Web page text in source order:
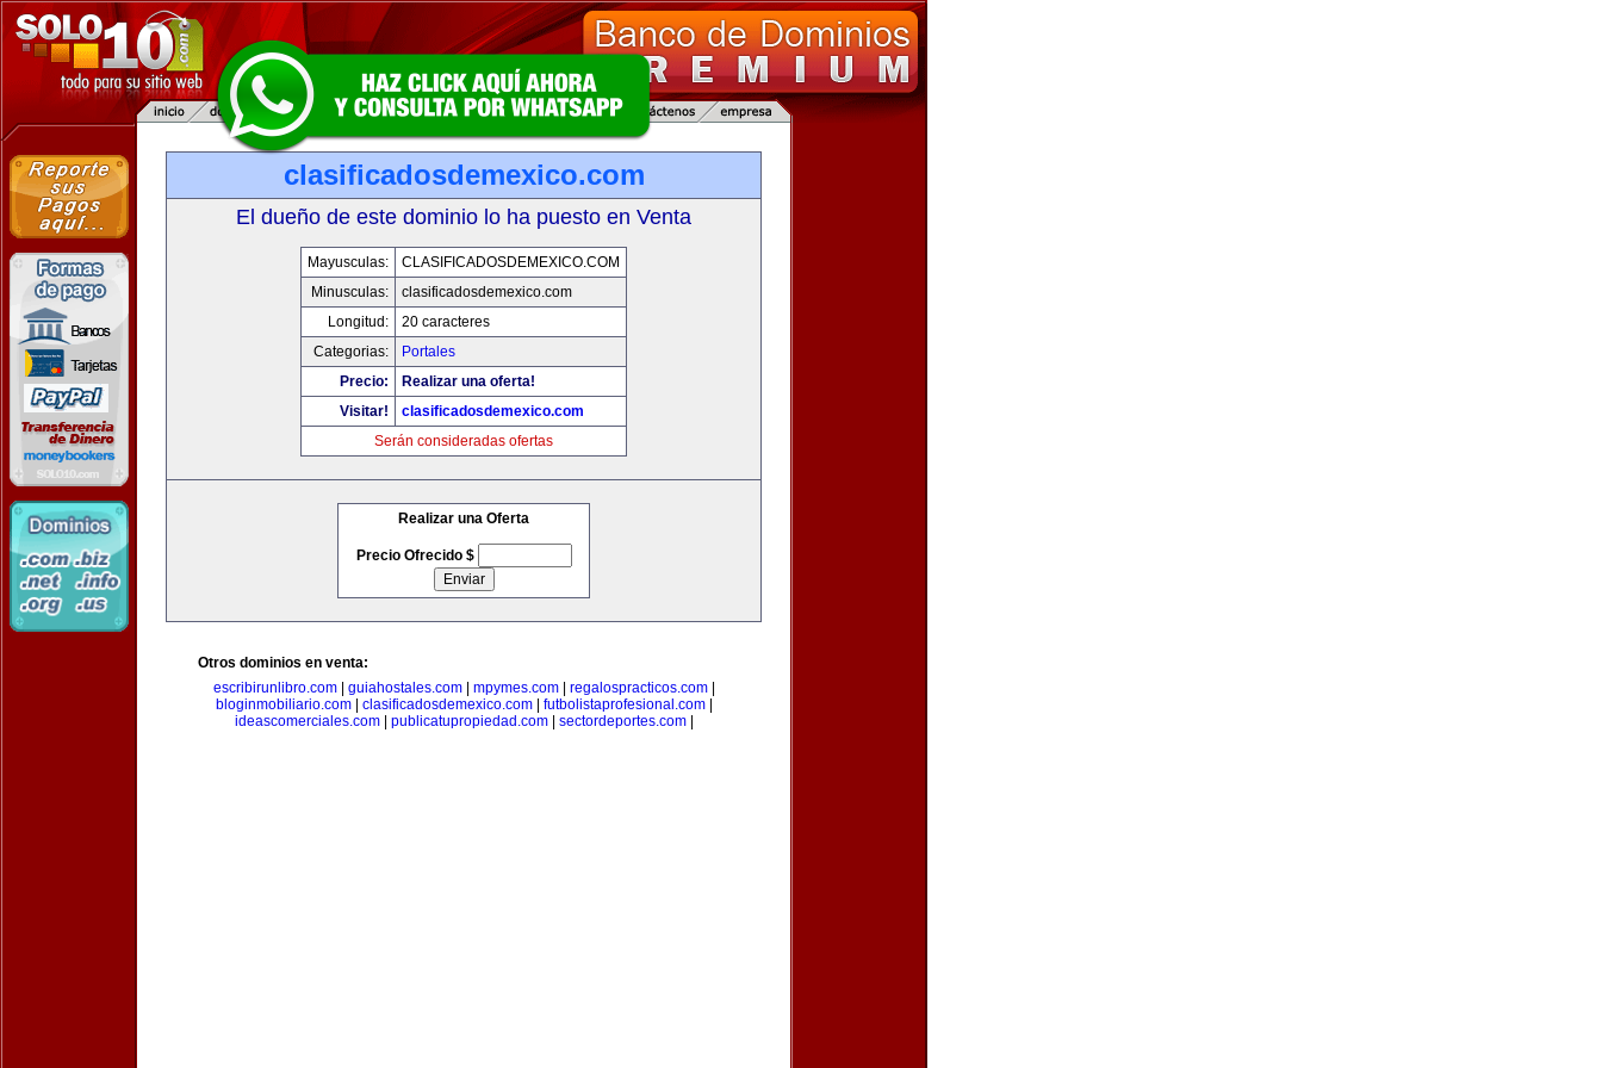
clasificadosdemexico.com
El dueño de este dominio lo ha puesto en Venta
Mayusculas:
CLASIFICADOSDEMEXICO.COM
Minusculas:
clasificadosdemexico.com
Longitud:
20 caracteres
Categorias:
Portales
Precio:
Realizar una oferta!
Visitar!
clasificadosdemexico.com
Serán consideradas ofertas
Realizar una Oferta
Precio Ofrecido $
Otros dominios en venta:
escribirunlibro.com| guiahostales.com| mpymes.com| regalospracticos.com|
bloginmobiliario.com| clasificadosdemexico.com| futbolistaprofesional.com|
ideascomerciales.com| publicatupropiedad.com| sectordeportes.com|